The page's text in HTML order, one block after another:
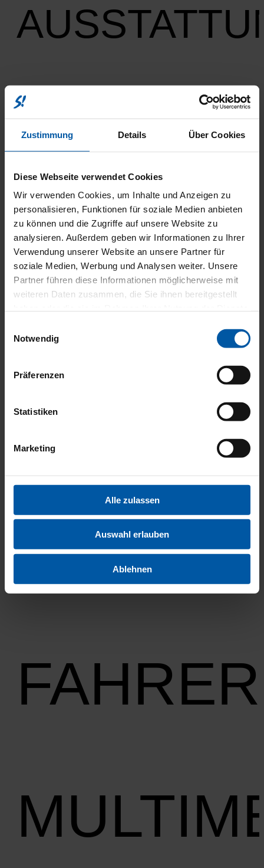
Zustimmung Details Über Cookies
Diese Webseite verwendet Cookies
Wir verwenden Cookies, um Inhalte und Anzeigen zu
personalisieren, Funktionen für soziale Medien anbieten
zu können und die Zugriffe auf unsere Website zu
analysieren. Außerdem geben wir Informationen zu Ihrer
Verwendung unserer Website an unsere Partner für
soziale Medien, Werbung und Analysen weiter. Unsere
Partner führen diese Informationen möglicherweise mit
weiteren Daten zusammen, die Sie ihnen bereitgestellt
Notwendig
Präferenzen
Statistiken
Marketing
Alle zulassen
Auswahl erlauben
Ablehnen
UND